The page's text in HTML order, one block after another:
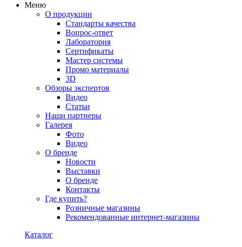
Меню
О продукции
Стандарты качества
Вопрос-ответ
Лаборатория
Сертификаты
Мастер системы
Промо материалы
3D
Обзоры экспертов
Видео
Статьи
Наши партнеры
Галерея
Фото
Видео
О бренде
Новости
Выставки
О бренде
Контакты
Где купить?
Розничные магазины
Рекомендованные интернет-магазины
Каталог